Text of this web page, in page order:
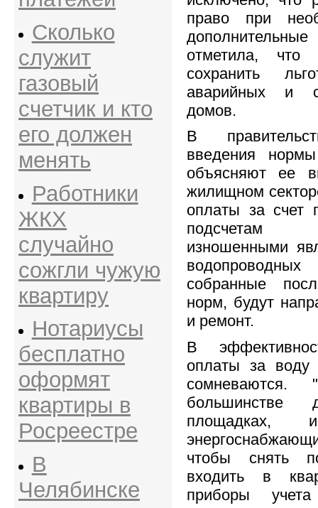
Сколько
служит
газовый
счетчик и кто
его должен
менять
Работники
ЖКХ
случайно
сожгли чужую
квартиру
Нотариусы
бесплатно
оформят
квартиры в
Росреестре
В
Челябинске
право при
дополнительные
отметила, что
сохранить
аварийных и
домов.
В
введения
объясняют ее
жилищном
оплаты за счет
подсчетам
изношенными
собранные
норм, будут
и ремонт.
В
оплаты за воду
сомневаются.
площадках, и
чтобы снять
входить в
приборы